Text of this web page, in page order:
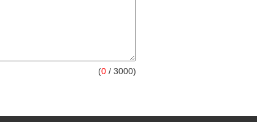
(0 / 3000)